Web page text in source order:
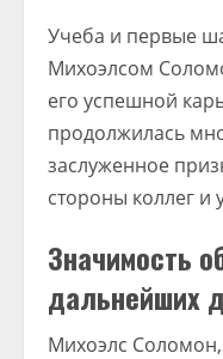
Учеба и первые
Михоэлсом
его успешной
продолжилась
заслуженное
стороны коллег и
Значимость
дальнейших
Михоэлс Соломон,